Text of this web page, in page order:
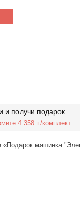
и получи подарок
4 358 ₸/комплект
«Подарок машинка